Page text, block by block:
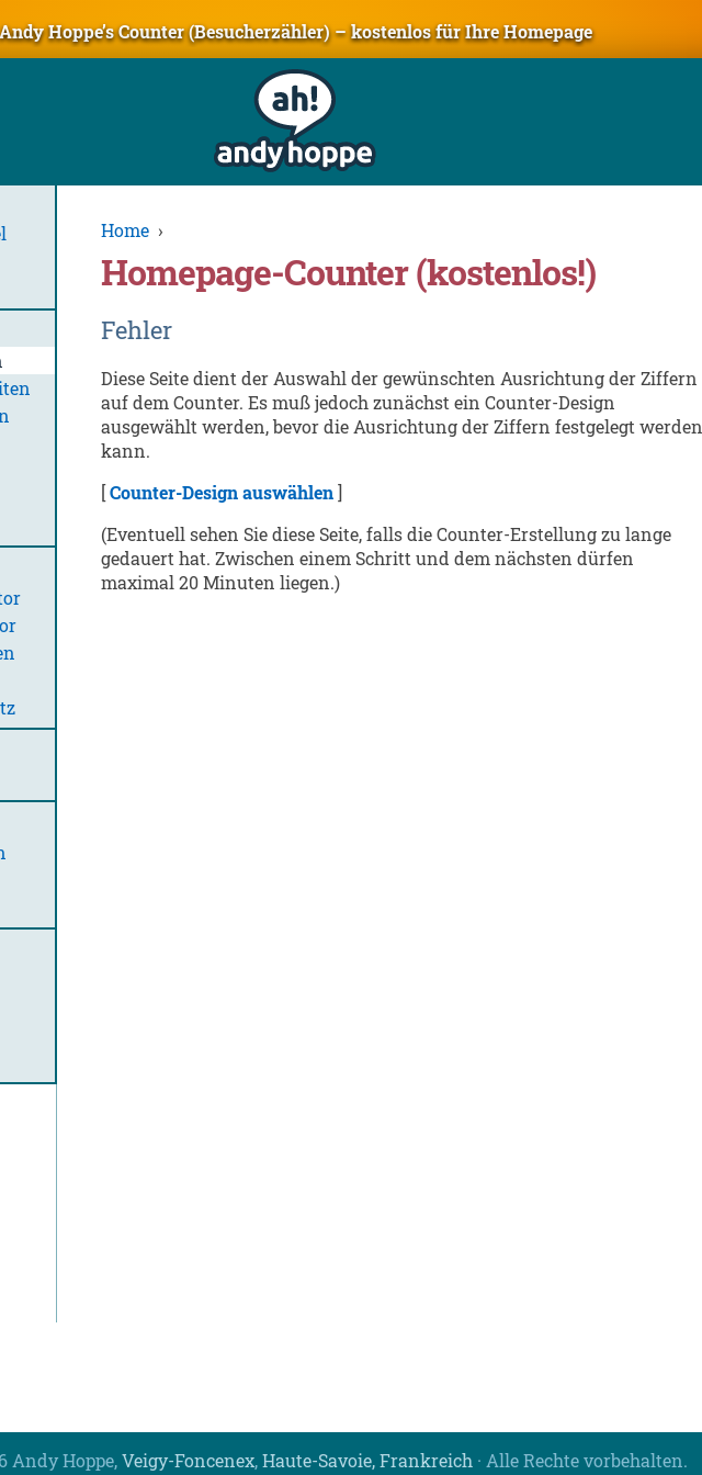
Hoppe’s Counter (Besucherzähler) – kostenlos für Ihre Homepage
Home ›
Homepage-Counter (kostenlos!)
Fehler
Diese Seite dient der Auswahl der gewünschten Ausrichtung der Ziffern
auf dem Counter. Es muß jedoch zunächst ein Counter-Design
ausgewählt werden, bevor die Ausrichtung der Ziffern festgelegt werden
kann.
[Counter-Design auswählen]
(Eventuell sehen Sie diese Seite, falls die Counter-Erstellung zu lange
gedauert hat. Zwischen einem Schritt und dem nächsten dürfen
maximal 20 Minuten liegen.)
Andy Hoppe,Veigy-Foncenex,Haute-Savoie, Frankreich · Alle Rechte vorbehalten.